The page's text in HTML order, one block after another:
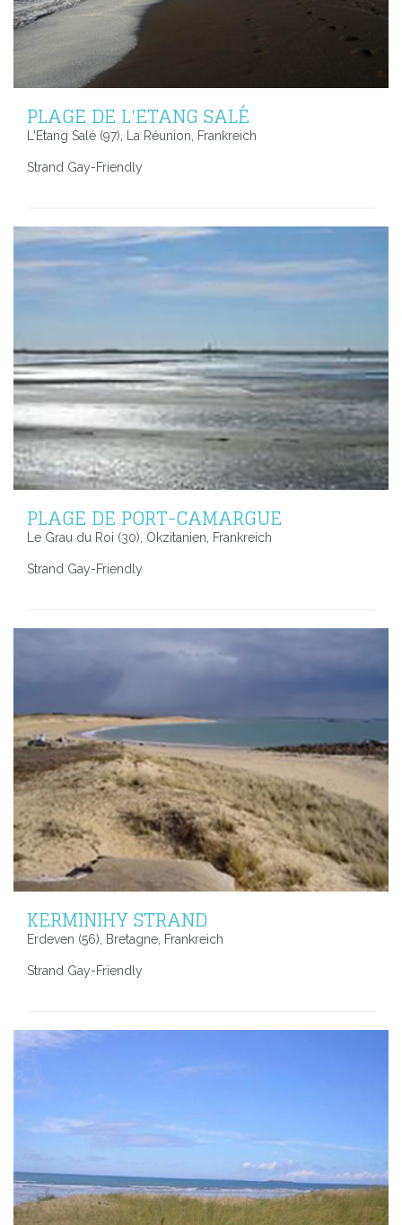
PLAGE DE L'ETANG SALÉ
L'Etang Salé (97), La Réunion, Frankreich
Strand Gay-Friendly
PLAGE DE PORT-CAMARGUE
Le Grau du Roi (30), Okzitanien, Frankreich
Strand Gay-Friendly
KERMINIHY STRAND
Erdeven (56), Bretagne, Frankreich
Strand Gay-Friendly